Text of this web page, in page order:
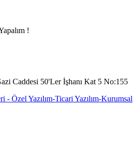
!
Caddesi 50'Ler İşhanı Kat 5 No:155